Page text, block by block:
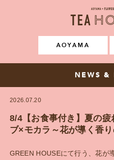
SPACE
AOYAMA
NEWS &
2026.07.20
8/4【お食事付き】夏の
ブ×モカラ～花が導く香
GREEN HOUSEにて行う、花が